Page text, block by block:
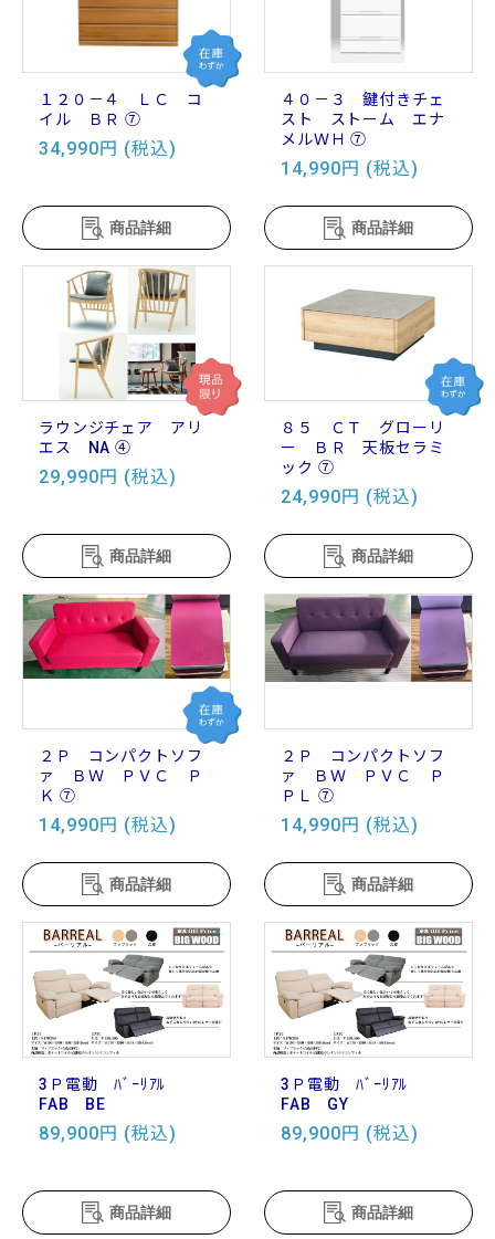
１２０－４ ＬＣ コ
イル ＢＲ ⑦
34,990円 (税込)
商品詳細
４０－３ 鍵付きチェ
スト ストーム エナ
メルＷＨ ⑦
14,990円 (税込)
商品詳細
ラウンジチェア アリ
エス NA ④
29,990円 (税込)
商品詳細
８５ ＣＴ グローリ
ー ＢＲ 天板セラミ
ック ⑦
24,990円 (税込)
商品詳細
２Ｐ コンパクトソフ
ァ ＢＷ ＰＶＣ Ｐ
Ｋ ⑦
14,990円 (税込)
商品詳細
２Ｐ コンパクトソフ
ァ ＢＷ ＰＶＣ Ｐ
ＰＬ ⑦
14,990円 (税込)
商品詳細
3Ｐ電動 ﾊﾞｰﾘｱﾙ
FAB BE
89,900円 (税込)
商品詳細
3Ｐ電動 ﾊﾞｰﾘｱﾙ
FAB GY
89,900円 (税込)
商品詳細